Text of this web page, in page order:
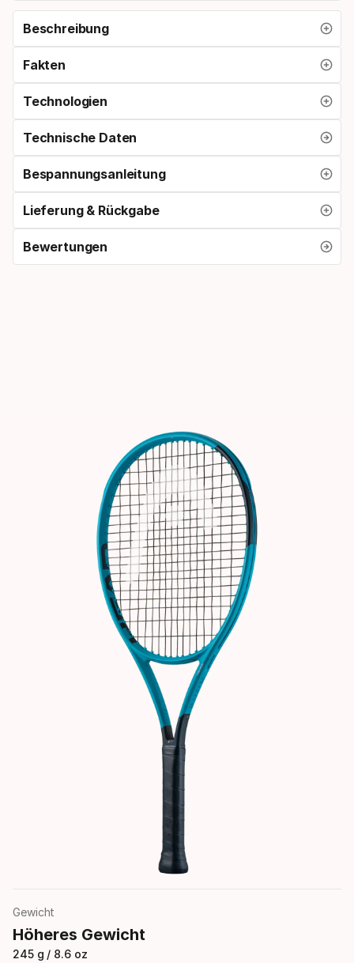
Beschreibung
Fakten
Technologien
Technische Daten
Bespannungsanleitung
Lieferung & Rückgabe
Bewertungen
Gewicht
Höheres Gewicht
245 g / 8.6 oz